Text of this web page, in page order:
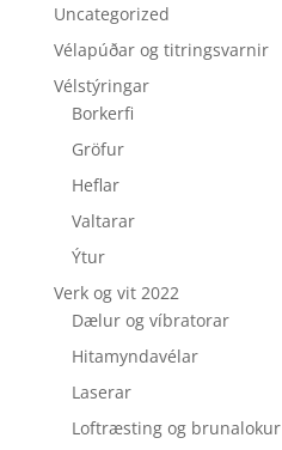
Uncategorized
Vélapúðar og titringsvarnir
Vélstýringar
Borkerfi
Gröfur
Heflar
Valtarar
Ýtur
Verk og vit 2022
Dælur og víbratorar
Hitamyndavélar
Laserar
Loftræsting og brunalokur